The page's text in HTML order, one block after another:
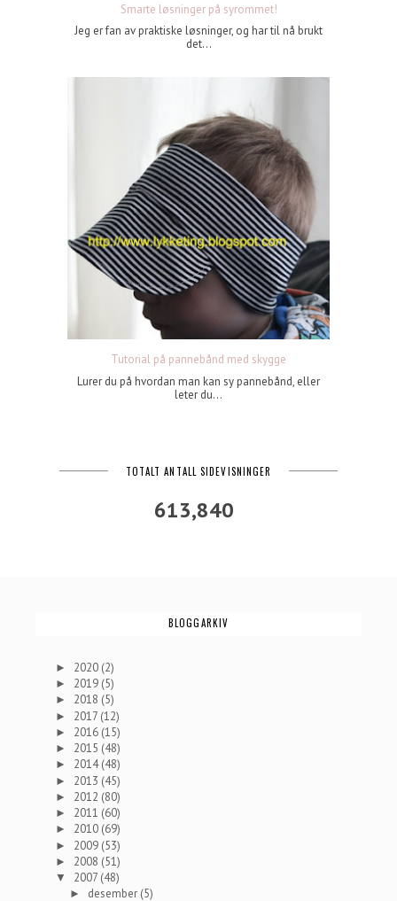
Smarte løsninger på syrommet!
Jeg er fan av praktiske løsninger, og har til nå brukt
det...
Tutorial på pannebånd med skygge
Lurer du på hvordan man kan sy pannebånd, eller
leter du...
TOTALT ANTALL SIDEVISNINGER
613,840
BLOGGARKIV
► 2020 (2)
► 2019 (5)
► 2018 (5)
► 2017 (12)
► 2016 (15)
► 2015 (48)
► 2014(48)
► 2013 (45)
► 2012 (80)
► 2011 (60)
► 2010 (69)
► 2009 (53)
► 2008 (51)
▼ 2007 (48)
► desember (5)